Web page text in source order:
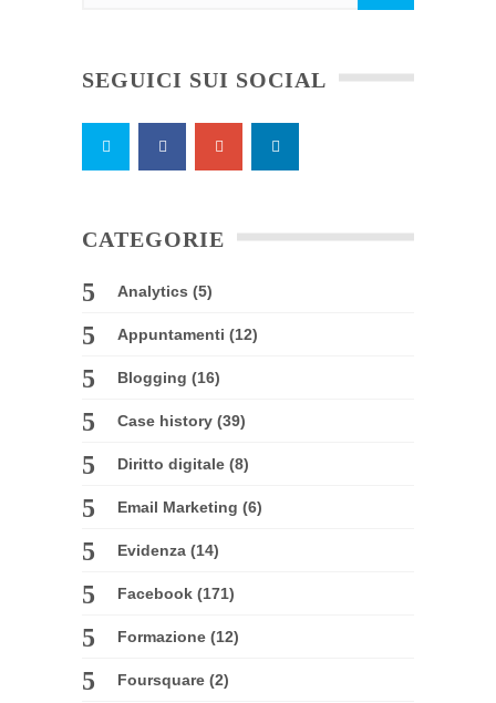
SEGUICI SUI SOCIAL
CATEGORIE
Analytics (5)
Appuntamenti (12)
Blogging (16)
Case history (39)
Diritto digitale (8)
Email Marketing (6)
Evidenza (14)
Facebook (171)
Formazione (12)
Foursquare (2)